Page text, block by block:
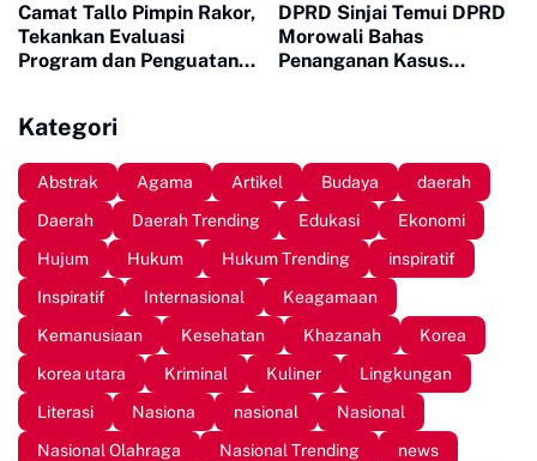
Camat Tallo Pimpin Rakor,
Tekankan Evaluasi
Program dan Penguatan
DPRD Sinjai Temui DPRD
Morowali Bahas
Penanganan Kasus
Kategori
Abstrak Agama Artikel Budaya
daerah
Daerah
Daerah Trending Edukasi
Ekonomi
Hujum
Hukum Hukum Trending
inspiratif
Inspiratif
Internasional
Keagamaan
Kemanusiaan
Kesehatan Khazanah
Korea
korea utara
Kriminal Kuliner
Lingkungan
Literasi
Nasiona nasional
Nasional
Nasional Olahraga
Nasional Trending
news